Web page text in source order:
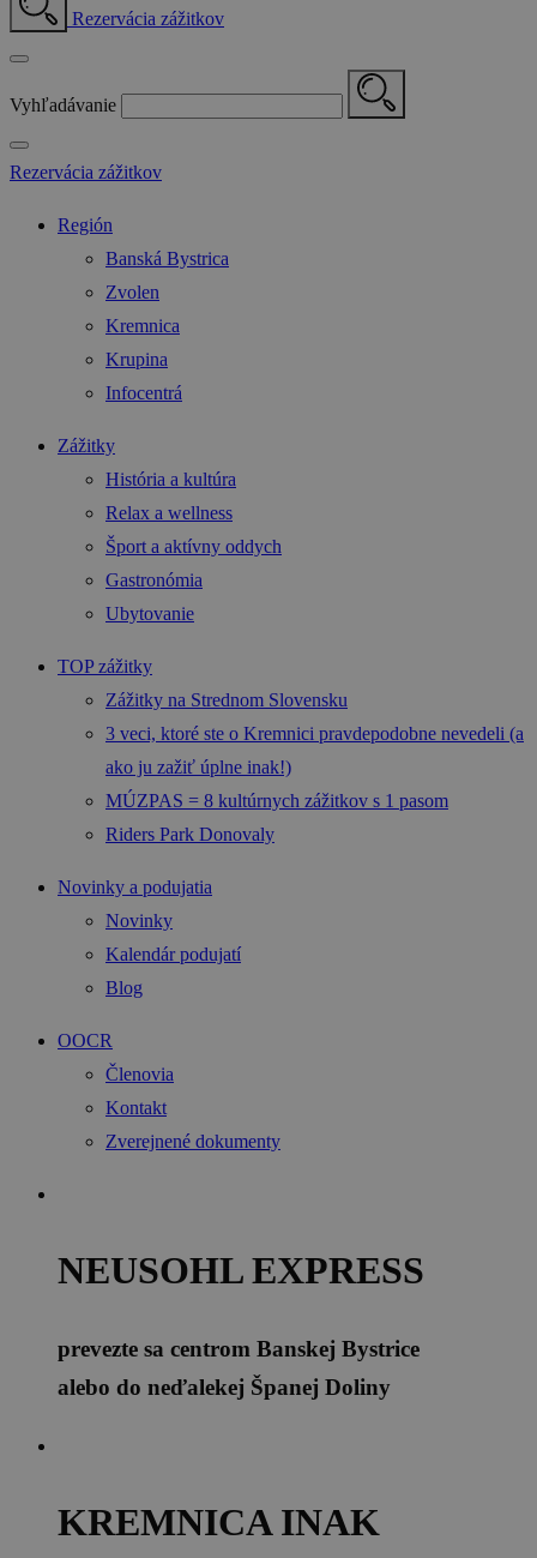
Rezervácia zážitkov
Vyhľadávanie
Rezervácia zážitkov
Región
Banská Bystrica
Zvolen
Kremnica
Krupina
Infocentrá
Zážitky
História a kultúra
Relax a wellness
Šport a aktívny oddych
Gastronómia
Ubytovanie
TOP zážitky
Zážitky na Strednom Slovensku
3 veci, ktoré ste o Kremnici pravdepodobne nevedeli (a
ako ju zažiť úplne inak!)
MÚZPAS = 8 kultúrnych zážitkov s 1 pasom
Riders Park Donovaly
Novinky a podujatia
Novinky
Kalendár podujatí
Blog
OOCR
Členovia
Kontakt
Zverejnené dokumenty
NEUSOHL EXPRESS
prevezte sa centrom Banskej Bystrice
alebo do neďalekej Španej Doliny
KREMNICA INAK